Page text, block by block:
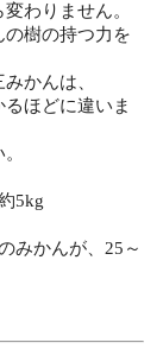
わりません。
樹の持つ力を
かんは、
ほどに違いま
5kg
みかんが、25～